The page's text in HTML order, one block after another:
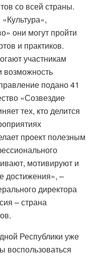
со всей страны.
они могут пройти
и практиков.
участникам
возможность
подано 41
«Созвездие
тех, кто делится
проект полезным
мотивируют и
достижения», –
директора
– страна
Республики уже
воспользоваться